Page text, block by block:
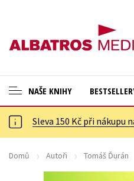
NAŠE KNIHY
ANGLICKÉ KNIHY -20 %
NOVÝ VÝPRODEJ -70 %
KNIHY S DÁRKEM
Sleva 150 Kč při nákupu
Domů Autoři Tomáš Ďurán